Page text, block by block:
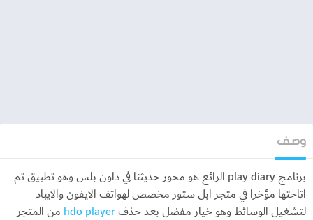
وصف
برنامج play diary الرائع هو محور حديثنا في داون بلس وهو تطبيق تم
اتاحتها مؤخرا في متجر ابل ستور مخصص لهواتف الايفون والايباد
لتشغيل الوسائط وهو خيار مفضل بعد حذفhdo player من المتجر